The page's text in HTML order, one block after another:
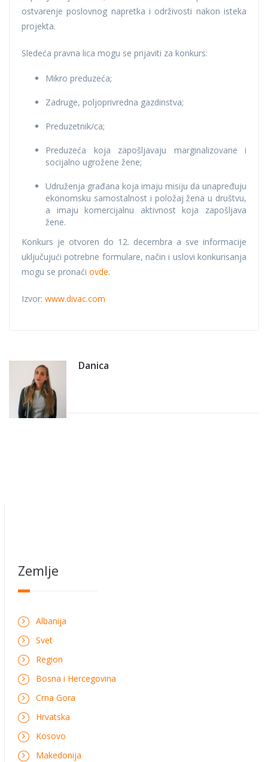
ostvarenje poslovnog napretka i održivosti nakon isteka
projekta.
Sledeća pravna lica mogu se prijaviti za konkurs:
Mikro preduzeća;
Zadruge, poljoprivredna gazdinstva;
Preduzetnik/ca;
Preduzeća koja zapošljavaju marginalizovane i
socijalno ugrožene žene;
Udruženja građana koja imaju misiju da unapređuju
ekonomsku samostalnost i položaj žena u društvu,
a imaju komercijalnu aktivnost koja zapošljava
žene.
Konkurs je otvoren do 12. decembra a sve informacije
uključujući potrebne formulare, način i uslovi konkurisanja
mogu se pronaći ovde.
Izvor: www.divac.com
Danica
Zemlje
Albanija
Svet
Region
Bosna i Hercegovina
Crna Gora
Hrvatska
Kosovo
Makedonija